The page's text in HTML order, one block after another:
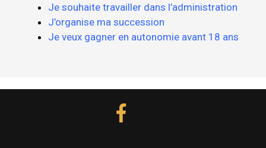
Je souhaite travailler dans l’administration
J’organise ma succession
Je veux gagner en autonomie avant 18 ans